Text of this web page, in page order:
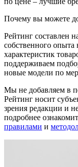
Почему вы можете
Рейтинг составлен
собственного опыта
характеристик
поддерживаем
новые модели по
Мы не добавляем в
Рейтинг носит
зрения редакции и
подробнее
правилами и